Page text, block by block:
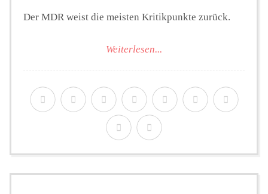
Der MDR weist die meisten Kritikpunkte zurück.
Weiterlesen...